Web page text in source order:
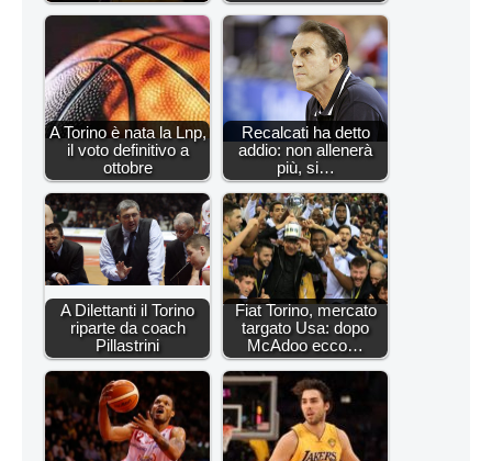
A Torino è nata la Lnp,
il voto definitivo a
ottobre
Recalcati ha detto
addio: non allenerà
più, si…
A Dilettanti il Torino
riparte da coach
Pillastrini
Fiat Torino, mercato
targato Usa: dopo
McAdoo ecco…